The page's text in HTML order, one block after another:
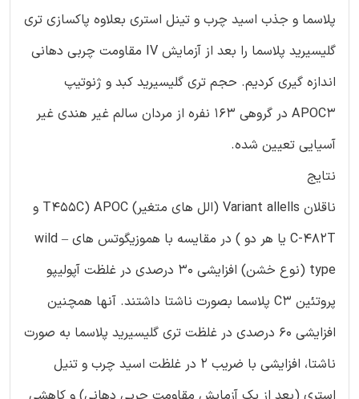
پلاسما و جذب اسید چرب و تینل استری بعلاوه پاکسازی تری
گلیسیرید پلاسما را بعد از آزمایش IV مقاومت چربی دهانی
اندازه گیری کردیم. حجم تری گلیسیرید کبد و ژنوتیپ
APOC3 در گروهی 163 نفره از مردان سالم غیر هندی غیر
آسیایی تعیین شده.
نتایج
ناقلان Variant allells (الل های متغیر) APOC (T455C و
C-482T یا هر دو ) در مقایسه با هموزیگوتس های wild –
type (نوع خشن) افزایشی 30 درصدی در غلظت آپولیپو
پروتئین C3 پلاسما بصورت ناشتا داشتند. آنها همچنین
افزایشی 60 درصدی در غلظت تری گلیسیرید پلاسما به صورت
ناشتا، افزایشی با ضریب 2 در غلظت اسید چرب و تنیل